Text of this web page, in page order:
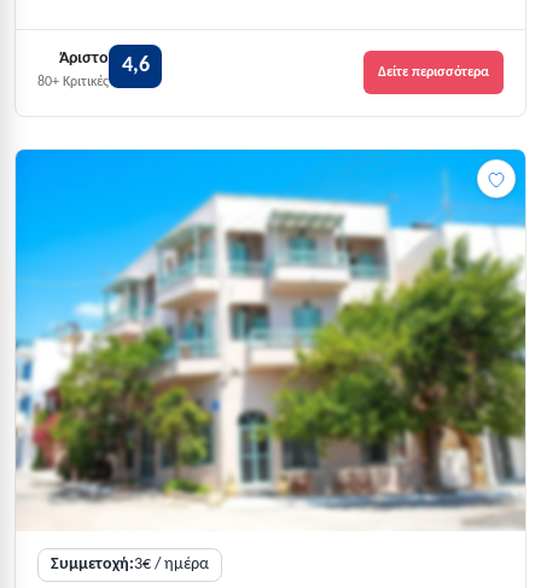
Άριστο
80+ Κριτικές
4,6 Δείτε περισσότερα
Συμμετοχή:3€ / ημέρα